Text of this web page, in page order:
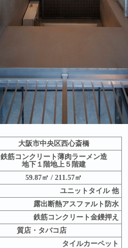
大阪市中央区西心斎橋
鉄筋コンクリート薄肉ラーメン造
地下１階地上５階建
59.87㎡ / 211.57㎡
ユニットタイル 他
露出断熱アスファルト防水
鉄筋コンクリート金鏝押え
質店・タバコ店
タイルカーペット